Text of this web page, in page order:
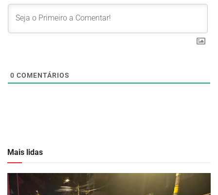
0 COMENTÁRIOS
Mais lidas